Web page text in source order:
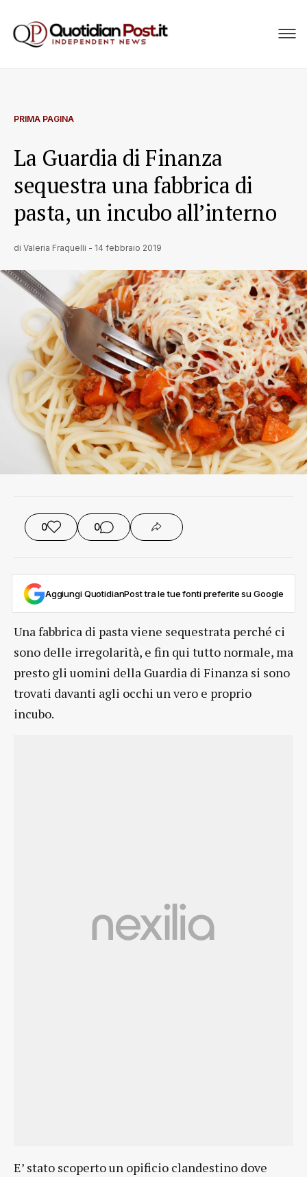
PRIMA PAGINA
La Guardia di Finanza
sequestra una fabbrica di
pasta, un incubo all’interno
di Valeria Fraquelli - 14 febbraio 2019
0 0
Aggiungi QuotidianPost tra le tue fonti preferite su Google
Una fabbrica di pasta viene sequestrata perché ci
sono delle irregolarità, e fin qui tutto normale, ma
presto gli uomini della Guardia di Finanza si sono
trovati davanti agli occhi un vero e proprio
incubo.
E’ stato scoperto un opificio clandestino dove